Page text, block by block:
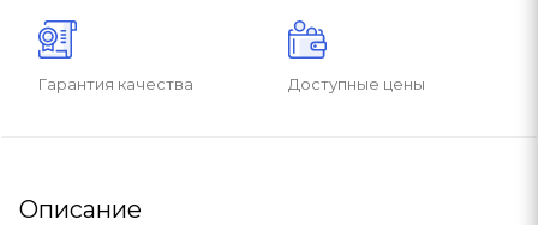
Гарантия качества Доступные цены
Описание